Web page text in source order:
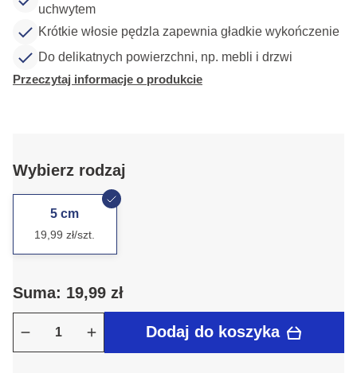
uchwytem
Krótkie włosie pędzla zapewnia gładkie wykończenie
Do delikatnych powierzchni, np. mebli i drzwi
Przeczytaj informacje o produkcie
Wybierz rodzaj
5 cm
19,99 zł/szt.
Suma: 19,99 zł
Dodaj do koszyka